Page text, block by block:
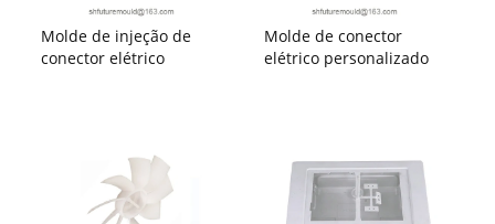
Molde de injeção de
conector elétrico
Molde de conector
elétrico personalizado